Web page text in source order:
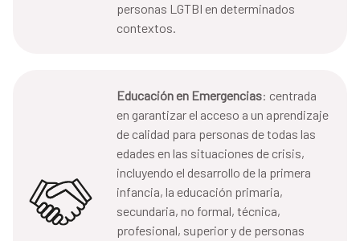
personas LGTBI en determinados
contextos.
Educación en Emergencias: centrada
en garantizar el acceso a un aprendizaje
de calidad para personas de todas las
edades en las situaciones de crisis,
incluyendo el desarrollo de la primera
infancia, la educación primaria,
secundaria, no formal, técnica,
profesional, superior y de personas